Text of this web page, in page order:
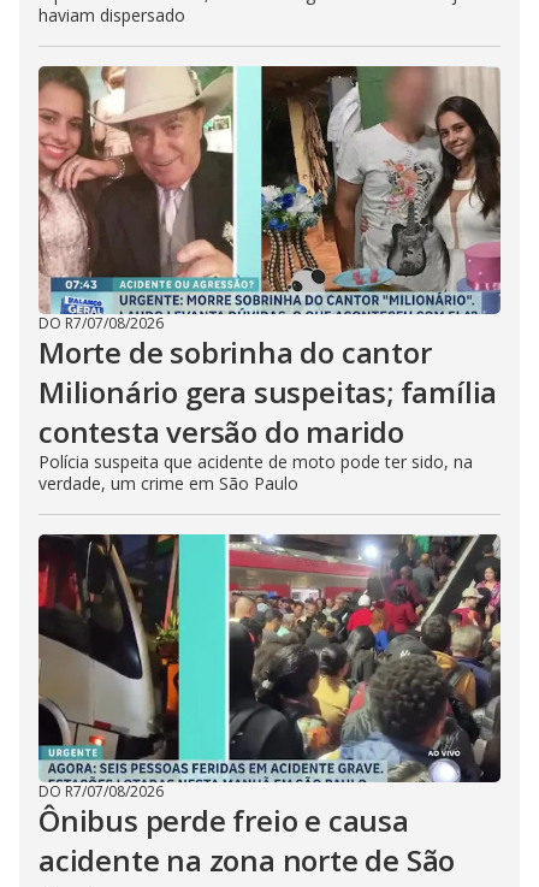
haviam dispersado
DO R7/07/08/2026
Morte de sobrinha do cantor
Milionário gera suspeitas; família
contesta versão do marido
Polícia suspeita que acidente de moto pode ter sido, na
verdade, um crime em São Paulo
DO R7/07/08/2026
Ônibus perde freio e causa
acidente na zona norte de São